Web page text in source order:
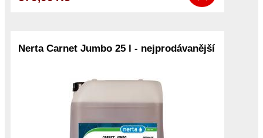
Nerta Carnet Jumbo 25 l - nejprodávanější